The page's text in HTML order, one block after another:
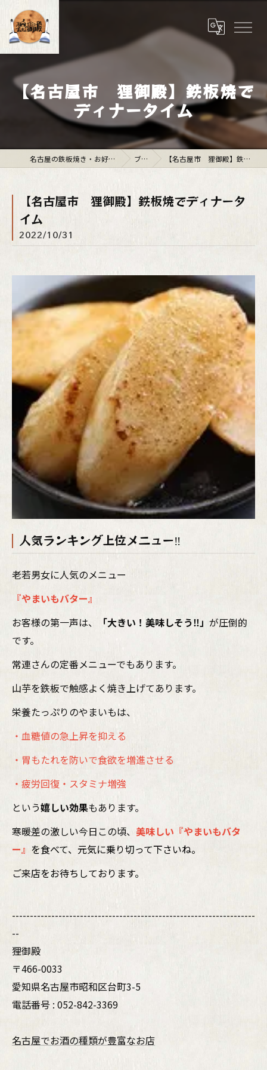
【名古屋市 狸御殿】鉄板焼で
ディナータイム
名古屋の鉄板焼き・お好み焼きは「狸御殿」 ブログ 【名古屋市 狸御殿】鉄板焼でディナータイム
【名古屋市 狸御殿】鉄板焼でディナータ
イム
2022/10/31
人気ランキング上位メニュー‼
老若男女に人気のメニュー
『やまいもバター』
お客様の第一声は、
「大きい！美味しそう‼」 が圧倒的
です。
常連さんの定番メニューでもあります。
山芋を鉄板で触感よく焼き上げてあります。
栄養たっぷりのやまいもは、
・血糖値の急上昇を抑える
・胃もたれを防いで食欲を増進させる
・疲労回復・スタミナ増強
という嬉しい効果もあります。
寒暖差の激しい今日この頃、 美味しい『やまいもバタ
ー』 を食べて、元気に乗り切って下さいね。
ご来店をお待ちしております。
--------------------------------------------------------------------
--
狸御殿
〒466-0033
愛知県名古屋市昭和区台町3-5
電話番号 : 052-842-3369
名古屋でお酒の種類が豊富なお店